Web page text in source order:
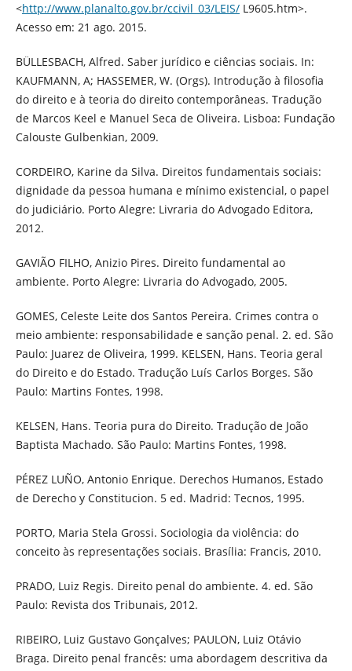
<http://www.planalto.gov.br/ccivil_03/LEIS/L9605.htm>.
Acesso em: 21 ago. 2015.
BÜLLESBACH, Alfred. Saber jurídico e ciências sociais. In:
KAUFMANN, A; HASSEMER, W. (Orgs). Introdução à filosofia
do direito e à teoria do direito contemporâneas. Tradução
de Marcos Keel e Manuel Seca de Oliveira. Lisboa: Fundação
Calouste Gulbenkian, 2009.
CORDEIRO, Karine da Silva. Direitos fundamentais sociais:
dignidade da pessoa humana e mínimo existencial, o papel
do judiciário. Porto Alegre: Livraria do Advogado Editora,
2012.
GAVIÃO FILHO, Anizio Pires. Direito fundamental ao
ambiente. Porto Alegre: Livraria do Advogado, 2005.
GOMES, Celeste Leite dos Santos Pereira. Crimes contra o
meio ambiente: responsabilidade e sanção penal. 2. ed. São
Paulo: Juarez de Oliveira, 1999. KELSEN, Hans. Teoria geral
do Direito e do Estado. Tradução Luís Carlos Borges. São
Paulo: Martins Fontes, 1998.
KELSEN, Hans. Teoria pura do Direito. Tradução de João
Baptista Machado. São Paulo: Martins Fontes, 1998.
PÉREZ LUÑO, Antonio Enrique. Derechos Humanos, Estado
de Derecho y Constitucion. 5 ed. Madrid: Tecnos, 1995.
PORTO, Maria Stela Grossi. Sociologia da violência: do
conceito às representações sociais. Brasília: Francis, 2010.
PRADO, Luiz Regis. Direito penal do ambiente. 4. ed. São
Paulo: Revista dos Tribunais, 2012.
RIBEIRO, Luiz Gustavo Gonçalves; PAULON, Luiz Otávio
Braga. Direito penal francês: uma abordagem descritiva da